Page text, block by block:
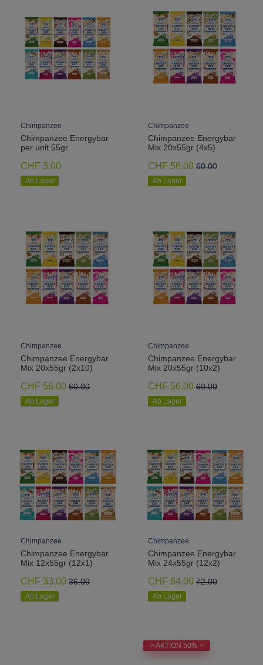
Chimpanzee
Chimpanzee Energybar
per unit 55gr
CHF 3.00
Ab Lager
Chimpanzee
Chimpanzee Energybar
Mix 20x55gr (4x5)
CHF 56.00 60.00
Ab Lager
Chimpanzee
Chimpanzee Energybar
Mix 20x55gr (2x10)
CHF 56.00 60.00
Ab Lager
Chimpanzee
Chimpanzee Energybar
Mix 20x55gr (10x2)
CHF 56.00 60.00
Ab Lager
Chimpanzee
Chimpanzee Energybar
Mix 12x55gr (12x1)
CHF 33.00 36.00
Ab Lager
Chimpanzee
Chimpanzee Energybar
Mix 24x55gr (12x2)
CHF 64.00 72.00
Ab Lager
-> AKTION 50% <-